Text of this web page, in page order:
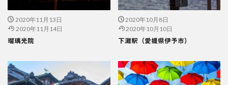
2020年11月13日
2020年11月14日
瑠璃光院
2020年10月8日
2020年10月10日
下灘駅（愛媛県伊予市）